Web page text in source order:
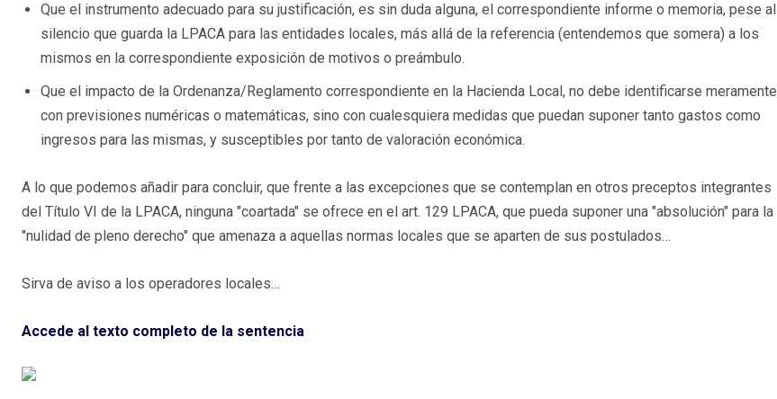
Que el instrumento adecuado para su justificación, es sin duda alguna, el correspondiente informe o memoria, pese al
silencio que guarda la LPACA para las entidades locales, más allá de la referencia (entendemos que somera) a los
mismos en la correspondiente exposición de motivos o preámbulo.
Que el impacto de la Ordenanza/Reglamento correspondiente en la Hacienda Local, no debe identificarse meramente
con previsiones numéricas o matemáticas, sino con cualesquiera medidas que puedan suponer tanto gastos como
ingresos para las mismas, y susceptibles por tanto de valoración económica.
A lo que podemos añadir para concluir, que frente a las excepciones que se contemplan en otros preceptos integrantes
del Título VI de la LPACA, ninguna "coartada" se ofrece en el art. 129 LPACA, que pueda suponer una "absolución" para la
"nulidad de pleno derecho" que amenaza a aquellas normas locales que se aparten de sus postulados…
Sirva de aviso a los operadores locales…
Accede al texto completo de la sentencia